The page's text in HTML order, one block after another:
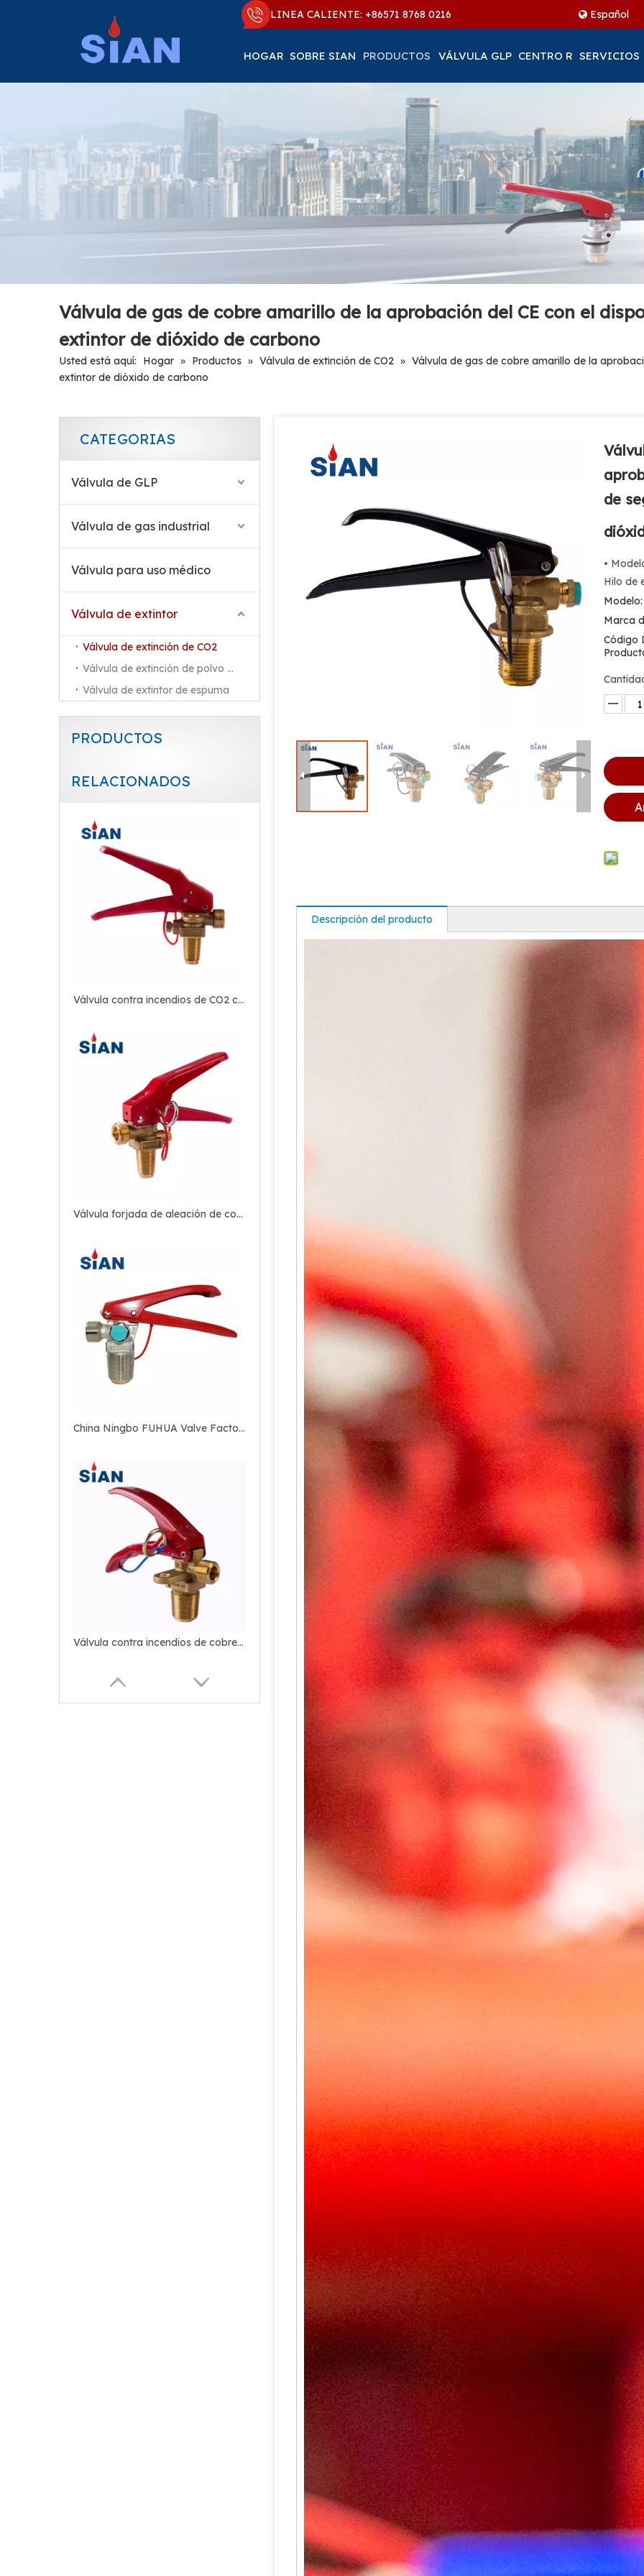
LINEA CALIENTE: +86571 8768 0216 Español
HOGAR SOBRE SIAN PRODUCTOS VÁLVULA GLP CENTRO R SERVICIOS
Válvula de gas de cobre amarillo de la aprobación del CE con el
extintor de dióxido de carbono
Usted está aquí: Hogar » Productos » Válvula de extinción de CO2 » Válvula de gas de cobre amarillo de la
extintor de dióxido de carbono
CATEGORIAS
Válvula de GLP
Válvula de gas industrial
Válvula para uso médico
Válvula de extintor
Válvula de extinción de CO2
Válvula de extinción de polvo seco
Válvula de extintor de espuma
PRODUCTOS
RELACIONADOS
Válvula confiable de aleación de cobre y latón para extintor de incendios de CO2
Válvula forjada de aleación de cobre y latón confiable para extintor de incendios de CO2
China Ningbo FUHUA Valve Factory SiAN Marca CE Aprobación CO2 Extintor Válvula
Válvula contra incendios de cobre CO2 contra incendios
Válvula de extinción de incendios de CO2 de zinc de latón
de
•
Hilo de
Modelo:
Marca
Código
Descripción del producto